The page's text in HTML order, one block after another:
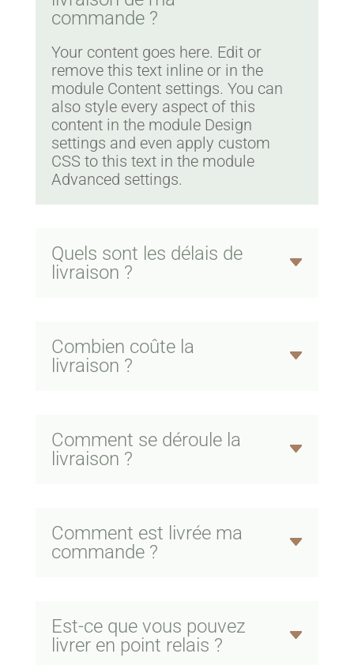
commande ?
Your content goes here. Edit or
remove this text inline or in the
module Content settings. You can
also style every aspect of this
content in the module Design
settings and even apply custom
CSS to this text in the module
Advanced settings.
Quels sont les délais de
livraison ?
Combien coûte la
livraison ?
Comment se déroule la
livraison ?
Comment est livrée ma
commande ?
Est-ce que vous pouvez
livrer en point relais ?